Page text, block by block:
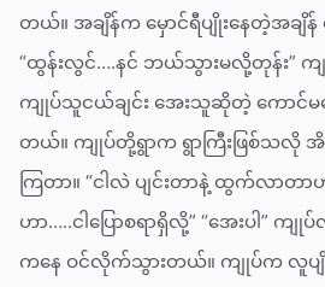
တယ်။ အချိန်က မှောင်ရီပျိုးနေတဲ့အချိ
“ထွန်းလွင်….နင် ဘယ်သွားမလို့တုန်း”
ကျုပ်သူငယ်ချင်း အေးသူဆိုတဲ့ ကောင်မပ
တယ်။ ကျုပ်တို့ရွာက ရွာကြီးဖြစ်သလို အိမ်တို
ကြတာ။ “ငါလဲ ပျင်းတာနဲ့ ထွက်လာတ
ဟာ…..ငါပြောစရာရှိလို့” “အေးပါ” က
ကနေ ဝင်လိုက်သွားတယ်။ ကျုပ်က လူပျို